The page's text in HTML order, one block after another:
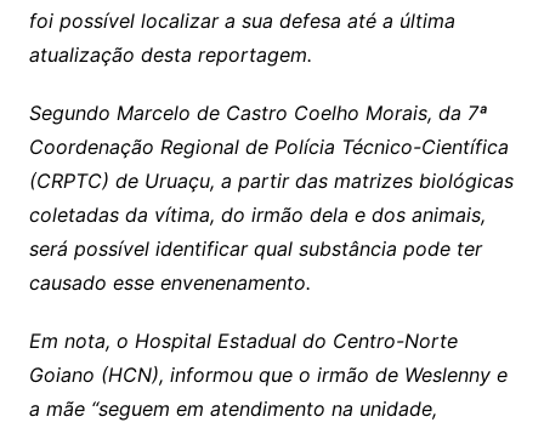
foi possível localizar a sua defesa até a última
atualização desta reportagem.
Segundo Marcelo de Castro Coelho Morais, da 7ª
Coordenação Regional de Polícia Técnico-Científica
(CRPTC) de Uruaçu, a partir das matrizes biológicas
coletadas da vítima, do irmão dela e dos animais,
será possível identificar qual substância pode ter
causado esse envenenamento.
Em nota, o Hospital Estadual do Centro-Norte
Goiano (HCN), informou que o irmão de Weslenny e
a mãe “seguem em atendimento na unidade,